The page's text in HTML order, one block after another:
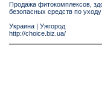
Продажа фитокомплексов,
безопасных средств по
Украина | Ужгород
http://choice.biz.ua/